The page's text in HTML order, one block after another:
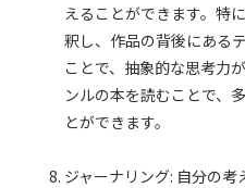
えることができます。特
釈し、作品の背後にある
ことで、抽象的な思考力
ンルの本を読むことで、
とができます。
ジャーナリング: 自分の考